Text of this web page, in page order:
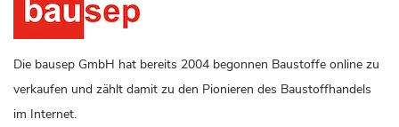
Die bausep GmbH hat bereits 2004 begonnen Baustoffe online zu
verkaufen und zählt damit zu den Pionieren des Baustoffhandels
im Internet.